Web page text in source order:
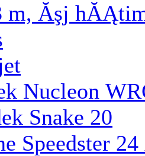
m, Ăşj
Nucleon
Snake 20
Speedster